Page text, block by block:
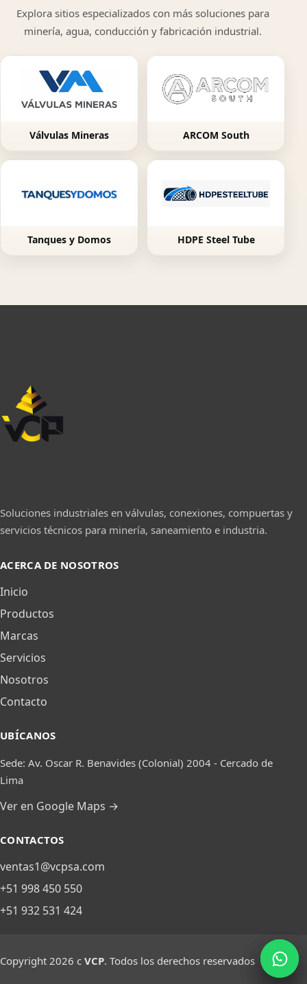
mail
mail
Explora sitios especializados con más soluciones para
minería, agua, conducción y fabricación industrial.
Válvulas Mineras ARCOM South
Tanques y Domos HDPE Steel Tube
Soluciones industriales en válvulas, conexiones, compuertas y
servicios técnicos para minería, saneamiento e industria.
ACERCA DE NOSOTROS
Inicio
Productos
Marcas
Servicios
Nosotros
Contacto
UBÍCANOS
Sede: Av. Oscar R. Benavides (Colonial) 2004 - Cercado de
Lima
Ver en Google Maps →
CONTACTOS
ventas1@vcpsa.com
+51 998 450 550
+51 932 531 424
Copyright 2026 c VCP. Todos los derechos reservados